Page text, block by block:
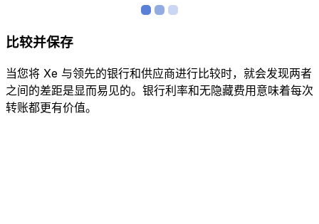
比较并保存
当您将 Xe 与领先的银行和供应商进行比较时，就会发现两者
之间的差距是显而易见的。银行利率和无隐藏费用意味着每次
转账都更有价值。